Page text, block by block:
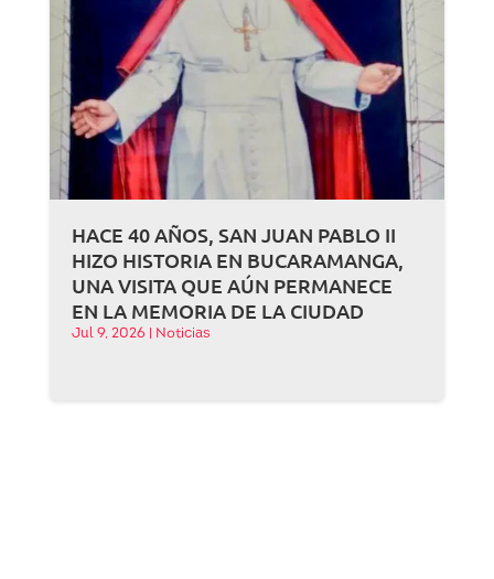
HACE 40 AÑOS, SAN JUAN PABLO II
HIZO HISTORIA EN BUCARAMANGA,
UNA VISITA QUE AÚN PERMANECE
EN LA MEMORIA DE LA CIUDAD
Jul 9, 2026 Noticias